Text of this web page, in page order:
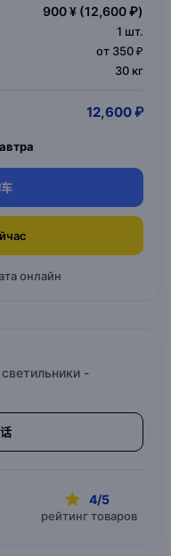
900 ¥ (12,600 ₽)
1 шт.
от 350 ₽
30 кг
12,600 ₽
онлайн
-
4/5
рейтинг товаров